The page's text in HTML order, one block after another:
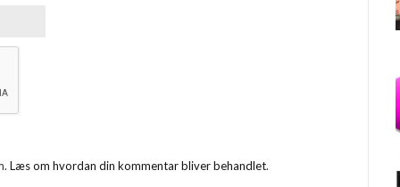
Læs om hvordan din kommentar bliver behandlet.